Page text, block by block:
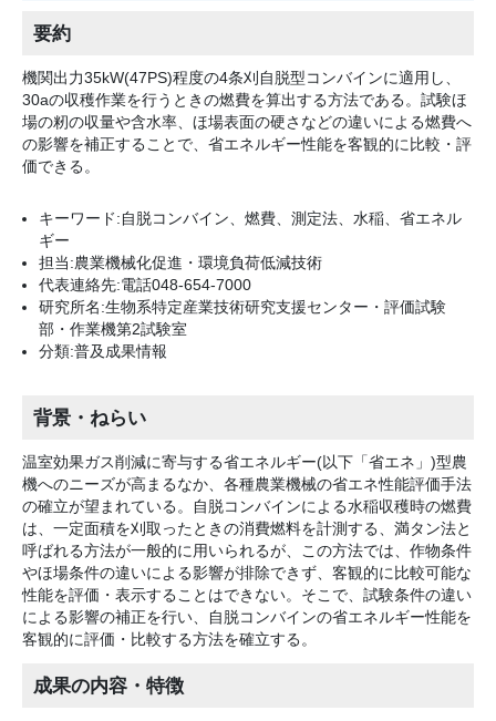
要約
機関出力35kW(47PS)程度の4条刈自脱型コンバインに適用し、
30aの収穫作業を行うときの燃費を算出する方法である。試験ほ
場の籾の収量や含水率、ほ場表面の硬さなどの違いによる燃費へ
の影響を補正することで、省エネルギー性能を客観的に比較・評
価できる。
キーワード:自脱コンバイン、燃費、測定法、水稲、省エネル
ギー
担当:農業機械化促進・環境負荷低減技術
代表連絡先:電話048-654-7000
研究所名:生物系特定産業技術研究支援センター・評価試験
部・作業機第2試験室
分類:普及成果情報
背景・ねらい
温室効果ガス削減に寄与する省エネルギー(以下「省エネ」)型農
機へのニーズが高まるなか、各種農業機械の省エネ性能評価手法
の確立が望まれている。自脱コンバインによる水稲収穫時の燃費
は、一定面積を刈取ったときの消費燃料を計測する、満タン法と
呼ばれる方法が一般的に用いられるが、この方法では、作物条件
やほ場条件の違いによる影響が排除できず、客観的に比較可能な
性能を評価・表示することはできない。そこで、試験条件の違い
による影響の補正を行い、自脱コンバインの省エネルギー性能を
客観的に評価・比較する方法を確立する。
成果の内容・特徴